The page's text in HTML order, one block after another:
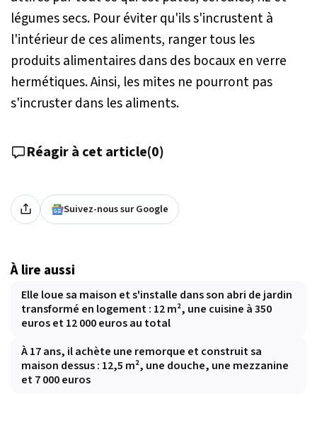
légumes secs. Pour éviter qu'ils s'incrustent à
l'intérieur de ces aliments, ranger tous les
produits alimentaires dans des bocaux en verre
hermétiques. Ainsi, les mites ne pourront pas
s'incruster dans les aliments.
Réagir à cet article(0)
Suivez-nous sur Google
À lire aussi
Elle loue sa maison et s'installe dans son abri de jardin
transformé en logement : 12 m², une cuisine à 350
euros et 12 000 euros au total
À 17 ans, il achète une remorque et construit sa
maison dessus : 12,5 m², une douche, une mezzanine
et 7 000 euros